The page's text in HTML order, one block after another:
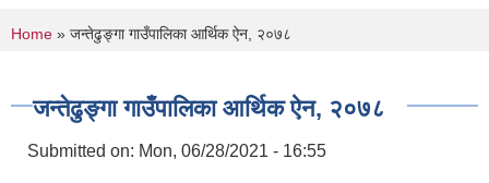
You are here
Home » जन्तेढुङ्गा गाउँपालिका आर्थिक ऐन, २०७८
जन्तेढुङ्गा गाउँपालिका आर्थिक ऐन, २०७८
Submitted on: Mon, 06/28/2021 - 16:55